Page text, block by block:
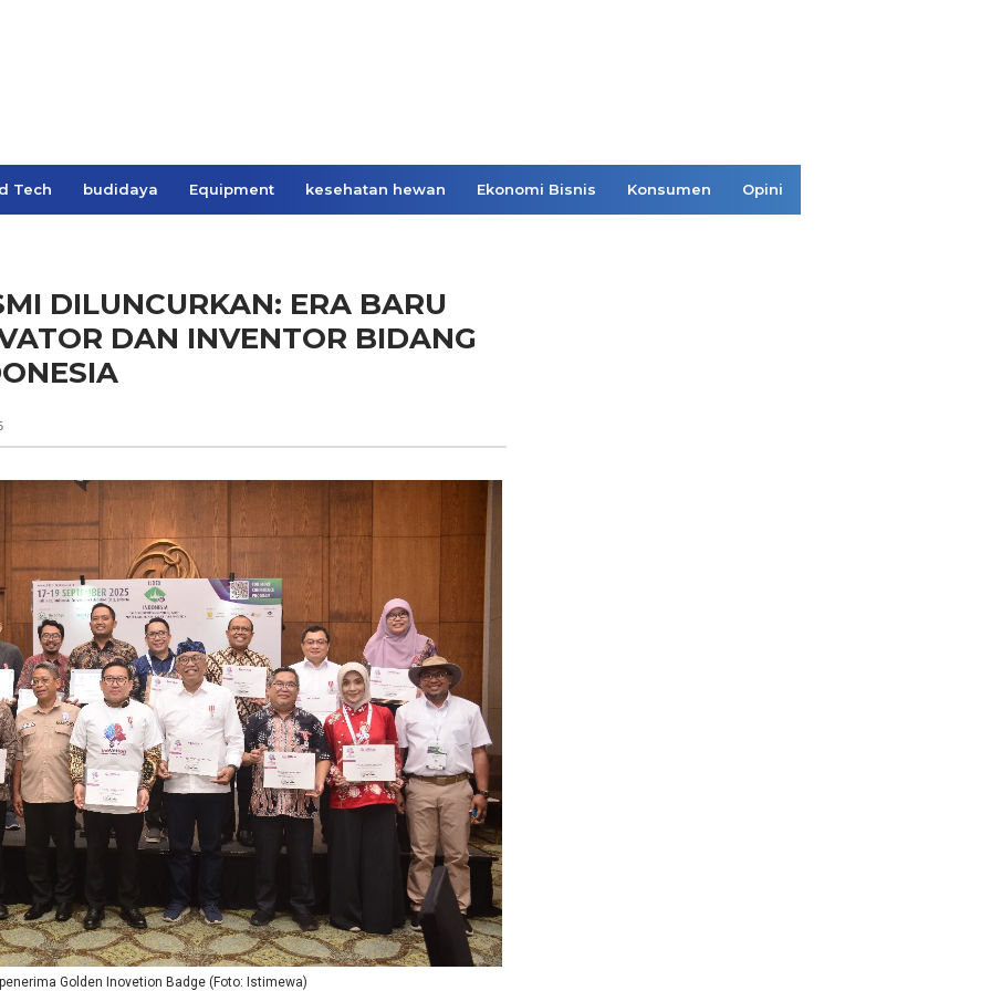
Tech budidaya Equipment kesehatan hewan Ekonomi Bisnis Konsumen Opini
DILUNCURKAN: ERA BARU
DAN INVENTOR BIDANG
Golden Inovetion Badge (Foto: Istimewa)